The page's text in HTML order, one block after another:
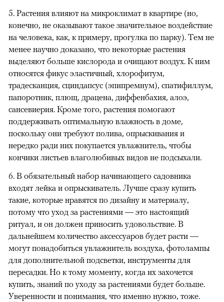
5. Растения влияют на микроклимат в квартире (но,
конечно, не оказывают такое значительное воздействие
на человека, как, к примеру, прогулка по парку). Тем не
менее научно доказано, что некоторые растения
выделяют больше кислорода и очищают воздух. К ним
относятся фикус эластичный, хлорофитум,
традесканция, сциндапсус (эпипремнум), спатифиллум,
папоротник, плющ, драцена, диффенбахия, алоэ,
сансевиерия. Кроме того, растения помогают
поддерживать оптимальную влажность в доме,
поскольку они требуют полива, опрыскивания и
нередко ради них покупается увлажнитель, чтобы
кончики листьев влаголюбивых видов не подсыхали.
6. В обязательный набор начинающего садовника
входят лейка и опрыскиватель. Лучше сразу купить
такие, которые нравятся по дизайну и материалу,
потому что уход за растениями — это настоящий
ритуал, и он должен приносить удовольствие. В
дальнейшем количество аксессуаров будет расти —
могут понадобиться увлажнитель воздуха, фотолампы
для дополнительной подсветки, инструменты для
пересадки. Но к тому моменту, когда их захочется
купить, знаний по уходу за растениями будет больше.
Уверенности и понимания, что именно нужно, тоже.